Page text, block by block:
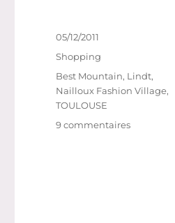
Publié
le
05/12/2011
Catégories
Shopping
Étiquettes
Best Mountain, Lindt,
Nailloux Fashion Village,
TOULOUSE
9 commentairessur